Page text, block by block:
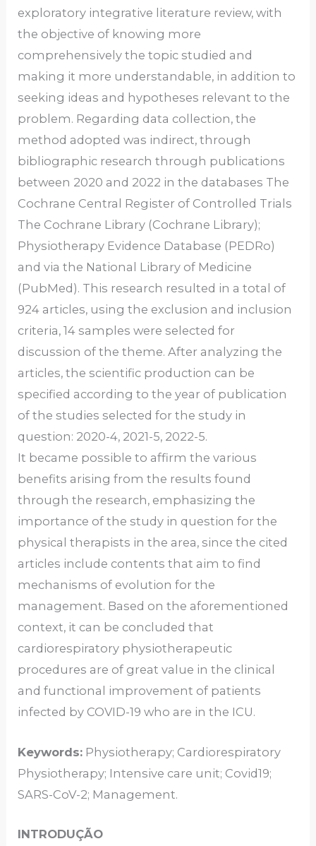
exploratory integrative literature review, with
the objective of knowing more
comprehensively the topic studied and
making it more understandable, in addition to
seeking ideas and hypotheses relevant to the
problem. Regarding data collection, the
method adopted was indirect, through
bibliographic research through publications
between 2020 and 2022 in the databases The
Cochrane Central Register of Controlled Trials
The Cochrane Library (Cochrane Library);
Physiotherapy Evidence Database (PEDRo)
and via the National Library of Medicine
(PubMed). This research resulted in a total of
924 articles, using the exclusion and inclusion
criteria, 14 samples were selected for
discussion of the theme. After analyzing the
articles, the scientific production can be
specified according to the year of publication
of the studies selected for the study in
question: 2020-4, 2021-5, 2022-5.
It became possible to affirm the various
benefits arising from the results found
through the research, emphasizing the
importance of the study in question for the
physical therapists in the area, since the cited
articles include contents that aim to find
mechanisms of evolution for the
management. Based on the aforementioned
context, it can be concluded that
cardiorespiratory physiotherapeutic
procedures are of great value in the clinical
and functional improvement of patients
infected by COVID-19 who are in the ICU.
Keywords: Physiotherapy; Cardiorespiratory
Physiotherapy; Intensive care unit; Covid19;
SARS-CoV-2; Management.
INTRODUÇÃO